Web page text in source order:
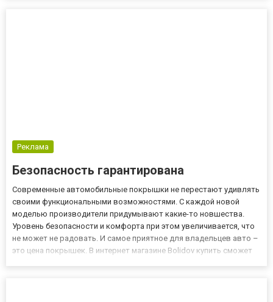
Реклама
Безопасность гарантирована
Современные автомобильные покрышки не перестают удивлять
своими функциональными возможностями. С каждой новой
моделью производители придумывают какие-то новшества.
Уровень безопасности и комфорта при этом увеличивается, что
не может не радовать. И самое приятное для владельцев авто –
это цена покрышек. В интернет магазине Bolidov купить сможет